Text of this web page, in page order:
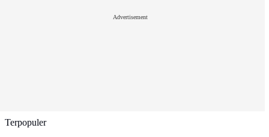
Advertisement
Terpopuler